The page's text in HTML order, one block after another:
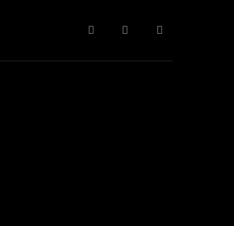
Pendidikan More